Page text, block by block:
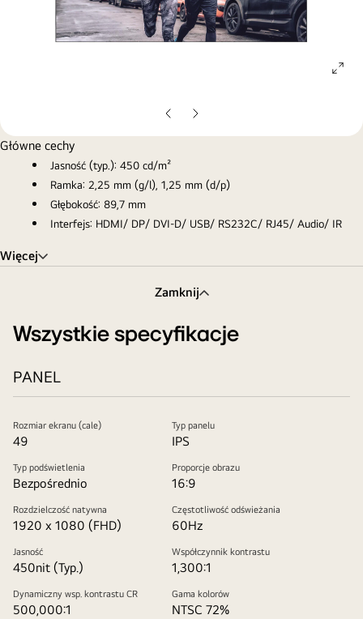
Poprzedni
slajd
Następny
slajd
Główne cechy
Jasność (typ.): 450 cd/m²
Ramka: 2,25 mm (g/l), 1,25 mm (d/p)
Głębokość: 89,7 mm
Interfejs: HDMI/ DP/ DVI-D/ USB/ RS232C/ RJ45/ Audio/ IR
Więcej
Zamknij
Wszystkie specyfikacje
PANEL
Rozmiar ekranu (cale)
49
Typ panelu
IPS
Typ podświetlenia
Bezpośrednio
Proporcje obrazu
16:9
Rozdzielczość natywna
1920 x 1080 (FHD)
Częstotliwość odświeżania
60Hz
Jasność
450nit (Typ.)
Współczynnik kontrastu
1,300:1
Dynamiczny wsp. kontrastu CR
500,000:1
Gama kolorów
NTSC 72%